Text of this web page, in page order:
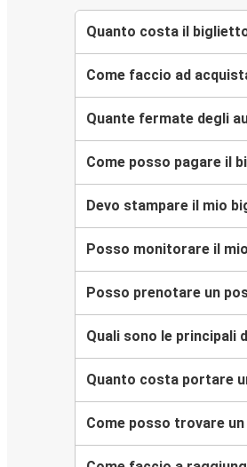
Quanto costa il
Come faccio ad
Quante fermate degli
Come posso pagare il
Devo stampare il mio
Posso monitorare il
Posso prenotare un
Quali sono le principali
Quanto costa portare
Come posso trovare